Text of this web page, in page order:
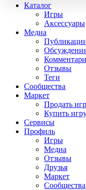
Каталог
Игры
Аксессуары
Медиа
Отзывы
Теги
Сообщества
Маркет
Продать
Купить
Сервисы
Профиль
Игры
Медиа
Отзывы
Друзья
Маркет
Сообщества